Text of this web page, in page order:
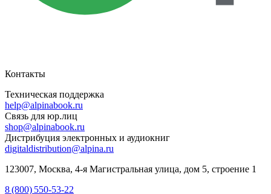
Контакты
Техническая поддержка
help@alpinabook.ru
Связь для юр.лиц
shop@alpinabook.ru
Дистрибуция электронных и аудиокниг
digitaldistribution@alpina.ru
123007, Москва, 4-я Магистральная улица, дом 5, строение 1
8 (800) 550-53-22